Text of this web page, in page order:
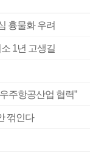
흉물화 우려
1년 고생길
주항공산업 협력”
꺾인다